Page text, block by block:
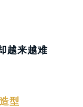
越来越难
型